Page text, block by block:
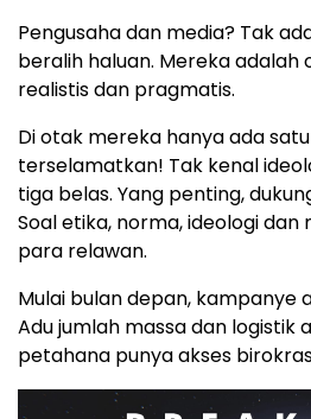
Pengusaha dan media? Tak
beralih haluan. Mereka
realistis dan pragmatis.
Di otak mereka hanya ada
terselamatkan! Tak kenal
tiga belas. Yang penting,
Soal etika, norma, ideologi dan
para relawan.
Mulai bulan depan, kampanye
Adu jumlah massa dan logistik
petahana punya akses